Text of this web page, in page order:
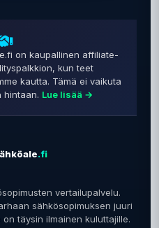
on kaupallinen affiliate-
kun teet
kautta. Tämä ei vaikuta
hintaan. Lue lisää →
.fi
vertailupalvelu.
sähkösopimuksen juuri
täysin ilmainen kuluttajille.